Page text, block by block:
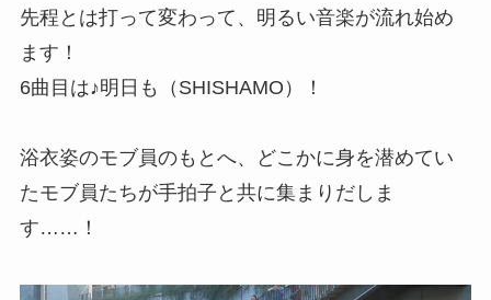
先程とは打って変わって、明るい音楽が流れ始め
ます！
6曲目は♪明日も（SHISHAMO）！
浴衣姿のモブ員のもとへ、どこかに身を潜めてい
たモブ員たちが手拍子と共に集まりだしま
す……！